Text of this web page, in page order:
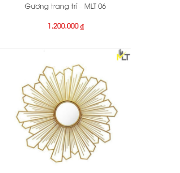
Gương trang trí – MLT 06
1.200.000₫